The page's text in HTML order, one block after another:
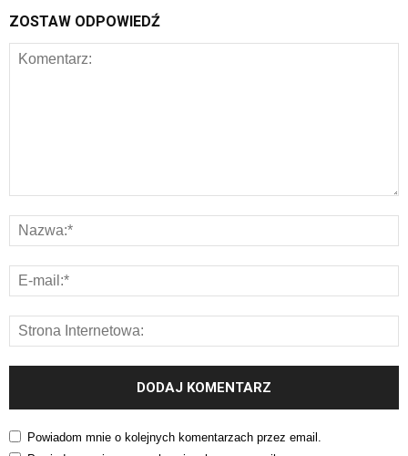
ZOSTAW ODPOWIEDŹ
Powiadom mnie o kolejnych komentarzach przez email.